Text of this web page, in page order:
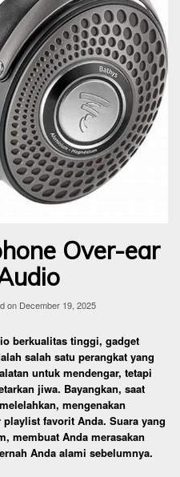
Over-ear
on December 19, 2025
berkualitas tinggi, gadget
salah satu perangkat yang
untuk mendengar, tetapi
jiwa. Bayangkan, saat
mengenakan
favorit Anda. Suara yang
membuat Anda merasakan
Anda alami sebelumnya.